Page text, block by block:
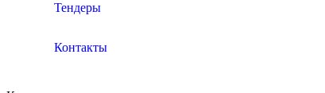
Тендеры
Контакты